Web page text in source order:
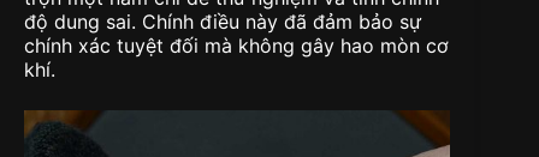
độ dung sai. Chính điều này đã đảm bảo sự
chính xác tuyệt đối mà không gây hao mòn cơ
khí.